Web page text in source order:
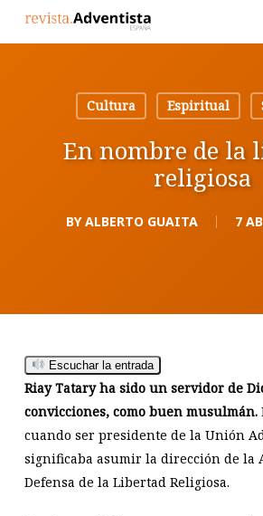
Cultura
Espiritual
En nombre de la
religiosa
BY ALBERTO GUAITA 7
Escuchar la entrada
Riay Tatary ha sido un servidor de
convicciones, como buen musulmán.
cuando ser presidente de la Unión
significaba asumir la dirección de la
Defensa de la Libertad Religiosa.